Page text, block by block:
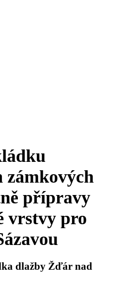
zámkových
přípravy
vrstvy pro
dlažby Žďár nad